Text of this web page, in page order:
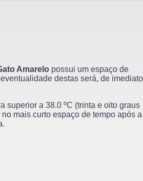
Amarelo possui um espaço de
destas será, de
superior a 38.0 ºC (trinta e oito graus
mais curto espaço de tempo após a